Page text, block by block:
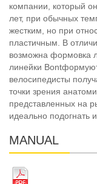
компании, который
лет, при обычных
жестким, но при
пластичным. В
возможна формовка
линейки
велосипедисты
точки зрения
представленных на
идеально подогнать
MANUAL